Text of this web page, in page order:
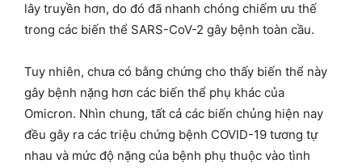
lây truyền hơn, do đó đã nhanh chóng chiếm ưu thế
trong các biến thể SARS-CoV-2 gây bệnh toàn cầu.
Tuy nhiên, chưa có bằng chứng cho thấy biến thể này
gây bệnh nặng hơn các biến thể phụ khác của
Omicron. Nhìn chung, tất cả các biến chủng hiện nay
đều gây ra các triệu chứng bệnh COVID-19 tương tự
nhau và mức độ nặng của bệnh phụ thuộc vào tình